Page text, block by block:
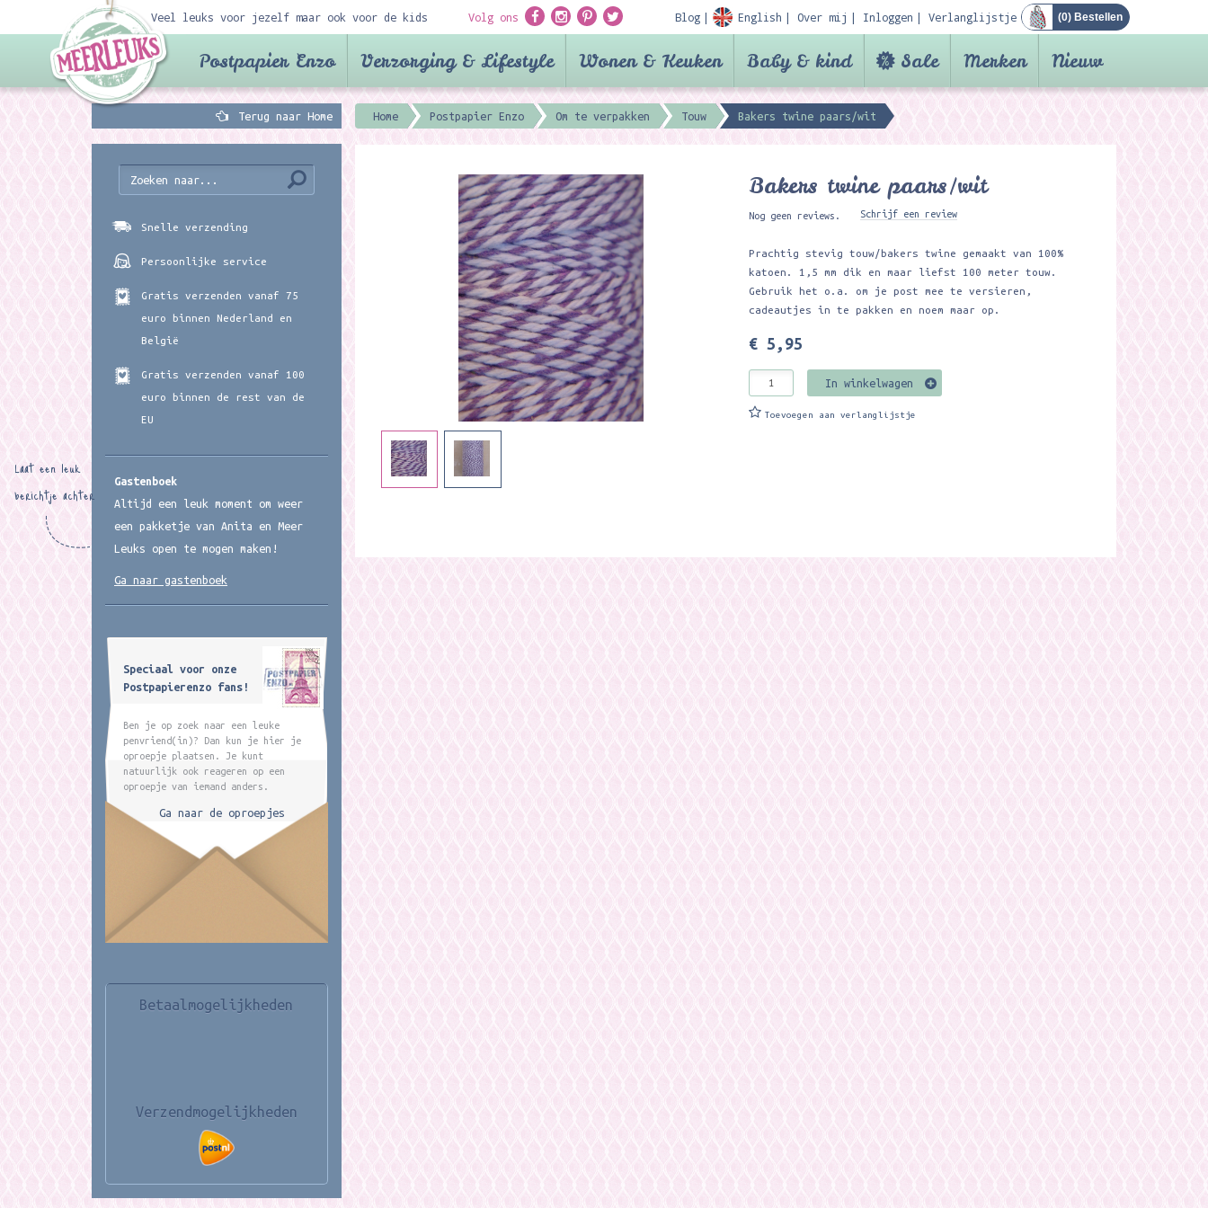
Veel leuks voor jezelf maar ook voor de kids Volg ons Blog English Over mij Inloggen Verlanglijstje (0) Bestellen
Postpapier Enzo Verzorging & Lifestyle Wonen & Keuken Baby & kind Sale Merken Nieuw
Terug naar Home Home Postpapier Enzo Om te verpakken Touw Bakers twine paars/wit
Bakers twine paars/wit
Nog geen reviews. Schrijf een review
Prachtig stevig touw/bakers twine gemaakt van 100%
katoen. 1,5 mm dik en maar liefst 100 meter touw.
Gebruik het o.a. om je post mee te versieren,
cadeautjes in te pakken en noem maar op.
€ 5,95
In winkelwagen
Toevoegen aan verlanglijstje
Snelle verzending
Persoonlijke service
Gratis verzenden vanaf 75
euro binnen Nederland en
België
Gratis verzenden vanaf 100
euro binnen de rest van de
EU
Gastenboek
Altijd een leuk moment om weer
een pakketje van Anita en Meer
Leuks open te mogen maken!
Laat een leuk
berichtje achter
Ga naar gastenboek
Speciaal voor onze
Postpapierenzo fans!
Ben je op zoek naar een leuke
penvriend(in)? Dan kun je hier je
oproepje plaatsen. Je kunt
natuurlijk ook reageren op een
oproepje van iemand anders.
Ga naar de oproepjes
Betaalmogelijkheden
Verzendmogelijkheden